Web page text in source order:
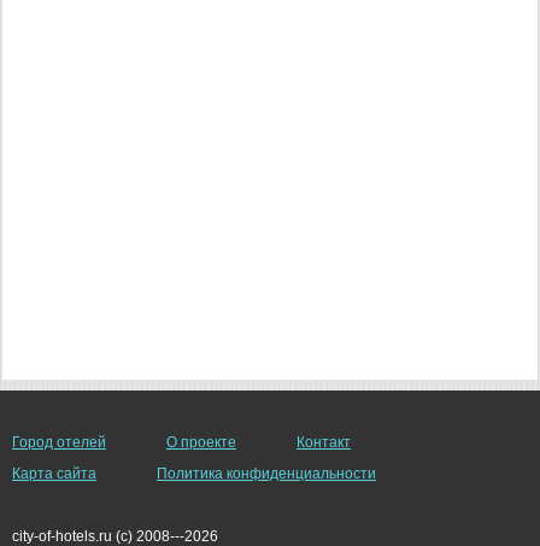
Город отелей О проекте
Контакт
Карта сайта
Политика конфиденциальности
city-of-hotels.ru (c) 2008---2026